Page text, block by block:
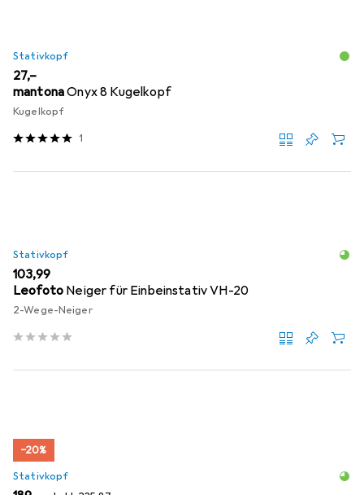
Stativkopf
EUR
27,–
mantonaOnyx 8 Kugelkopf
Kugelkopf
1
Stativkopf
EUR
103,99
Leofoto Neiger für Einbeinstativ VH-20
2-Wege-Neiger
−20%
Stativkopf